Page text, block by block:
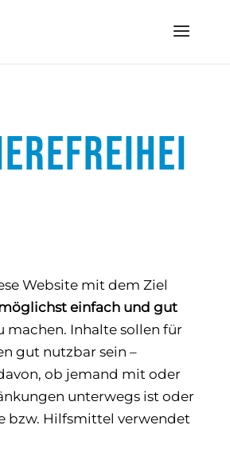
Website mit dem Ziel
einfach und gut
machen. Inhalte sollen für
gut nutzbar sein –
ob jemand mit oder
unterwegs ist oder
bzw. Hilfsmittel verwendet